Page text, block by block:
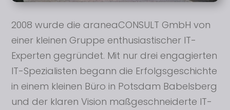
2008 wurde die araneaCONSULT GmbH von
einer kleinen Gruppe enthusiastischer IT-
Experten gegründet. Mit nur drei engagierten
IT-Spezialisten begann die Erfolgsgeschichte
in einem kleinen Büro in Potsdam Babelsberg
und der klaren Vision maßgeschneiderte IT-